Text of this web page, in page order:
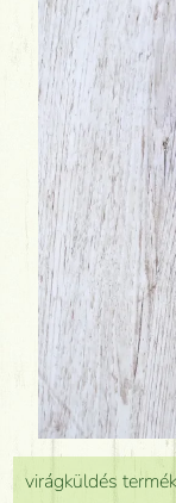
virágküldés